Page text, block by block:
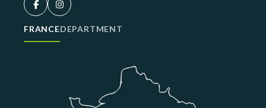
FRANCEDEPARTMENT